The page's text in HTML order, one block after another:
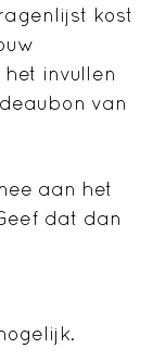
kost
invullen
van
aan het
dat dan